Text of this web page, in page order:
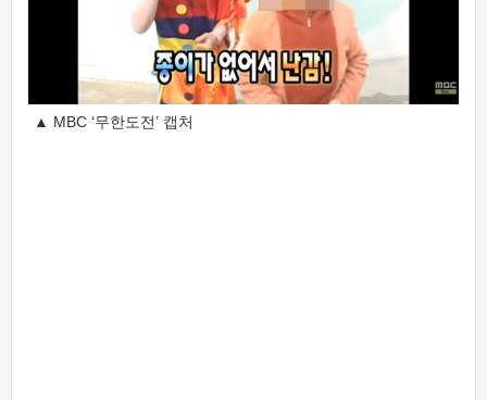
▲ MBC ‘무한도전’ 캡처